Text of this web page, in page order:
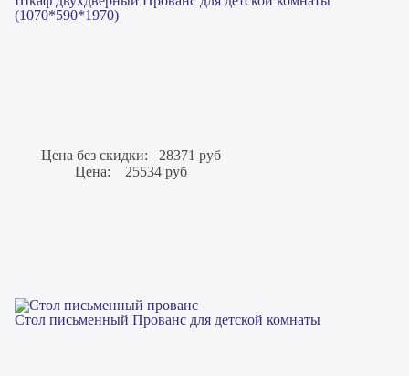
(1070*590*1970)
Цена без скидки:
28371 руб
Цена:
25534 руб
Стол письменный Прованс для детской комнаты